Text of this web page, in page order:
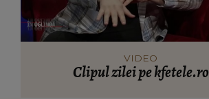
VIDEO
Clipul zilei pe kfetele.ro